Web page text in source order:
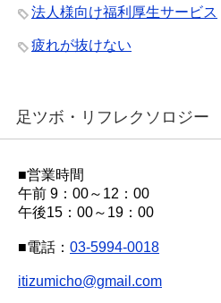
法人様向け福利厚生サービス
疲れが抜けない
足ツボ・リフレクソロジ
■営業時間
午前 9：00～12：00
午後15：00～19：00
■電話： 03-5994-0018
itizumicho@gmail.com